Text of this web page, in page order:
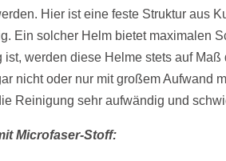
Hier ist eine feste Struktur aus
Ein solcher Helm bietet maximalen
werden diese Helme stets auf
nicht oder nur mit großem Aufwand
Reinigung sehr aufwändig und
Microfaser-Stoff: